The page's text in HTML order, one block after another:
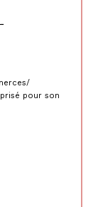
pour son